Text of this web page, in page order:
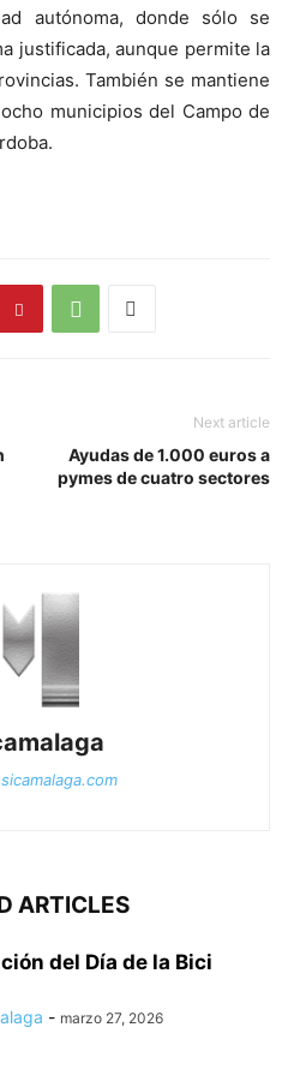
autónoma, donde sólo se
justificada, aunque permite la
También se mantiene
municipios del Campo de
Next article
Ayudas de 1.000 euros a
pymes de cuatro sectores
ARTICLES
del Día de la Bici
- marzo 27, 2026